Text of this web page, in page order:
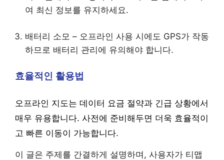
여 최신 정보를 유지하세요.
배터리 소모 – 오프라인 사용 시에도 GPS가 작동
하므로 배터리 관리에 유의해야 합니다.
효율적인 활용법
오프라인 지도는 데이터 요금 절약과 긴급 상황에서
매우 유용합니다. 사전에 준비해두면 더욱 효율적이
고 빠른 이동이 가능합니다.
이 글은 주제를 간결하게 설명하며, 사용자가 티맵